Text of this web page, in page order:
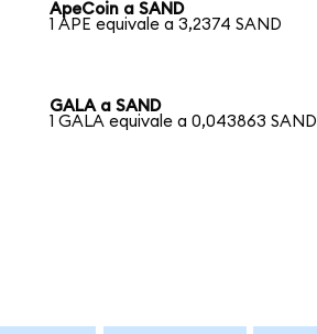
ApeCoin a SAND
1 APE equivale a 3,2374 SAND
GALA a SAND
1 GALA equivale a 0,043863 SAND